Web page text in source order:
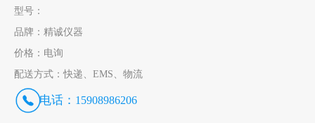
型号：
品牌： 精诚仪器
价格： 电询
配送方式：快递、EMS、物流
电话： 15908986206